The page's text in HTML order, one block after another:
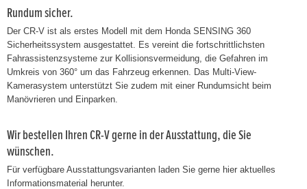
Rundum sicher.
Der CR-V ist als erstes Modell mit dem Honda SENSING 360
Sicherheitssystem ausgestattet. Es vereint die fortschrittlichsten
Fahrassistenzsysteme zur Kollisionsvermeidung, die Gefahren im
Umkreis von 360° um das Fahrzeug erkennen. Das Multi-View-
Kamerasystem unterstützt Sie zudem mit einer Rundumsicht beim
Manövrieren und Einparken.
Wir bestellen Ihren CR-V gerne in der Ausstattung, die Sie
wünschen.
Für verfügbare Ausstattungsvarianten laden Sie gerne hier aktuelles
Informationsmaterial herunter.